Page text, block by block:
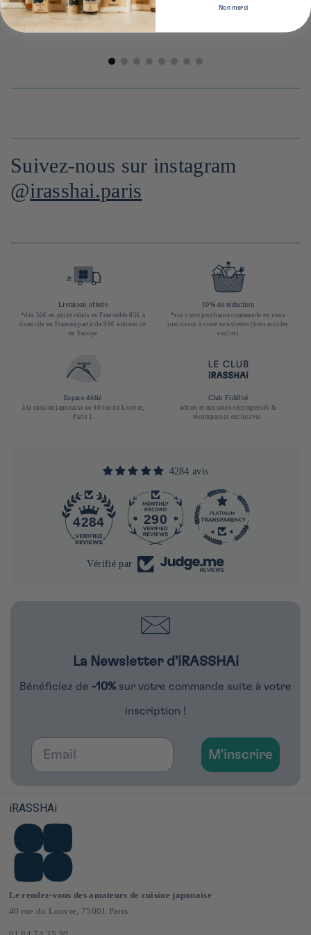
Suivez-nous sur instagram
@irasshai.paris
Livraison offerte
*dès 50€ en point relais en Francedès 85€ à
domicile en Franceà partir de 90€ à domicile
en Europe
10% de réduction
*sur votre prochaine commande en vous
inscrivant à notre newsletter (hors articles
exclus)
Espace dédié
à la cuisine japonaise au 40 rue du Louvre,
Paris 1
Club Fidélité
achats et missions récompensés &
récompenses exclusives
4284 avis
4284 290
Vérifié par
La Newsletter d'iRASSHAi
Bénéficiez de -10% sur votre commande suite à votre
inscription !
Email
M'inscrire
iRASSHAi
Le rendez-vous des amateurs de cuisine japonaise
40 rue du Louvre, 75001 Paris
Non merci